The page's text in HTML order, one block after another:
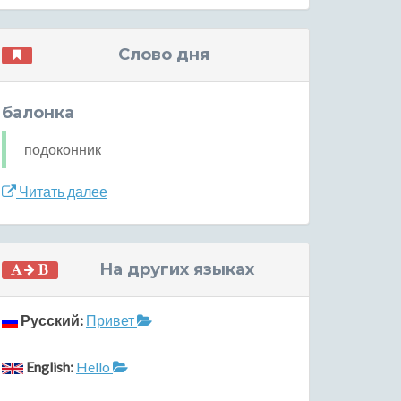
Слово дня
балонка
подоконник
Читать далее
На других языках
Русский: Привет
English: Hello